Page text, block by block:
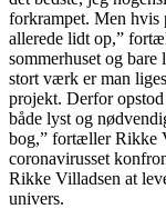
forkrampet. Men hvis
allerede lidt op,”
sommerhuset og bare
stort værk er man
projekt. Derfor
både lyst og
bog,” fortæller Rikke
coronavirusset
Rikke Villadsen at
univers.